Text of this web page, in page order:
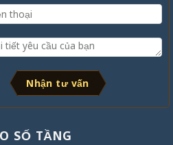
Nhận tư vấn
SỐ TẦNG